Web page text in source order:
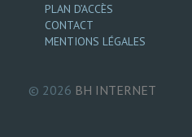
PLAN D’ACCÈS
CONTACT
MENTIONS LÉGALES
© 2026 BH INTERNET